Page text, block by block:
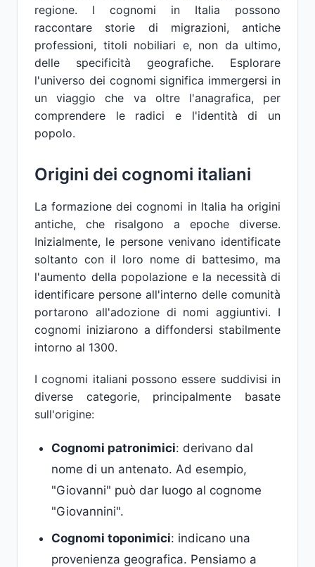
regione. I cognomi in Italia possono
raccontare storie di migrazioni, antiche
professioni, titoli nobiliari e, non da ultimo,
delle specificità geografiche. Esplorare
l'universo dei cognomi significa immergersi in
un viaggio che va oltre l'anagrafica, per
comprendere le radici e l'identità di un
popolo.
Origini dei cognomi italiani
La formazione dei cognomi in Italia ha origini
antiche, che risalgono a epoche diverse.
Inizialmente, le persone venivano identificate
soltanto con il loro nome di battesimo, ma
l'aumento della popolazione e la necessità di
identificare persone all'interno delle comunità
portarono all'adozione di nomi aggiuntivi. I
cognomi iniziarono a diffondersi stabilmente
intorno al 1300.
I cognomi italiani possono essere suddivisi in
diverse categorie, principalmente basate
sull'origine:
Cognomi patronimici: derivano dal
nome di un antenato. Ad esempio,
"Giovanni" può dar luogo al cognome
"Giovannini".
Cognomi toponimici: indicano una
provenienza geografica. Pensiamo a